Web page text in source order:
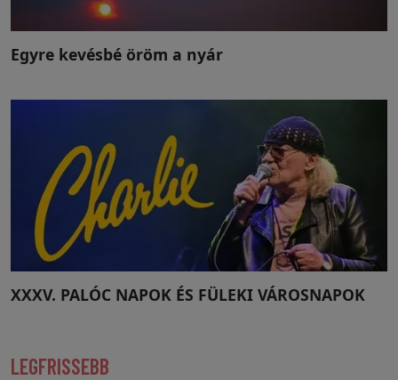
Egyre kevésbé öröm a nyár
XXXV. PALÓC NAPOK ÉS FÜLEKI VÁROSNAPOK
LEGFRISSEBB